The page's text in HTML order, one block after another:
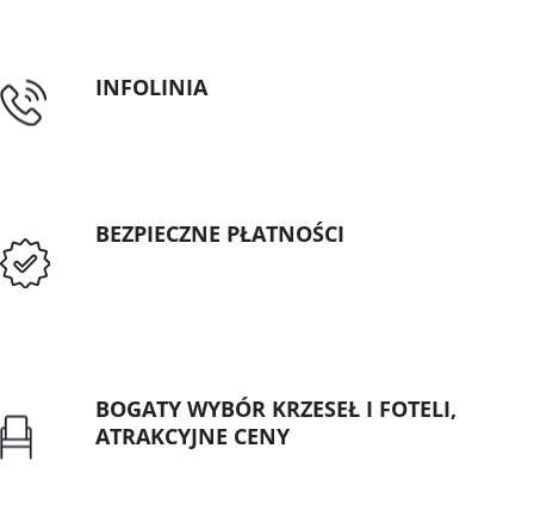
INFOLINIA
BEZPIECZNE PŁATNOŚCI
BOGATY WYBÓR KRZESEŁ I FOTELI,
ATRAKCYJNE CENY